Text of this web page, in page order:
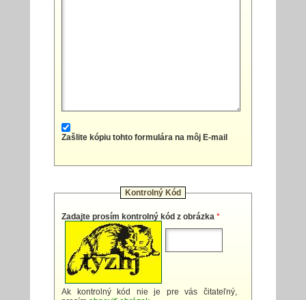
Zašlite kópiu tohto formulára na môj E-mail
Kontrolný Kód
Zadajte prosím kontrolný kód z obrázka *
Ak kontrolný kód nie je pre vás čitateľný,